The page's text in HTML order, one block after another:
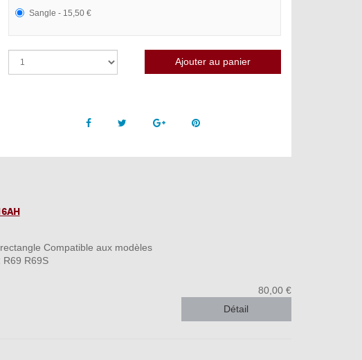
Sangle - 15,50 €
Facebook Twitter Google +Pinterest
Compatible aux modèles
R69 R69S
80,00 €
Détail